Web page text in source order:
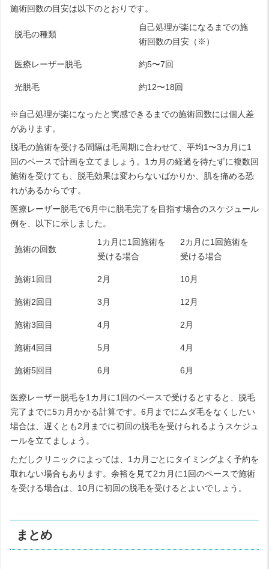
施術回数の目安は以下のとおりです。
脱毛の種類
自己処理が楽になるまでの施
術回数の目安（※）
医療レーザー脱毛 約5〜7回
光脱毛 約12〜18回
※自己処理が楽になったと実感できるまでの施術回数には個人差
があります。
脱毛の施術を受ける間隔は毛周期に合わせて、平均1〜3カ月に1
回のペースで計画を立てましょう。1カ月の経過を待たずに複数回
施術を受けても、脱毛効果は変わらないばかりか、肌を痛める恐
れがあるからです。
医療レーザー脱毛で6月中に脱毛完了を目指す場合のスケジュール
例を、以下に示しました。
施術の回数
1カ月に1回施術を
受ける場合
2カ月に1回施術を
受ける場合
施術1回目 2月 10月
施術2回目 3月 12月
施術3回目 4月 2月
施術4回目 5月 4月
施術5回目 6月 6月
医療レーザー脱毛を1カ月に1回のペースで受けるとすると、脱毛
完了までに5カ月かかる計算です。6月までにムダ毛をなくしたい
場合は、遅くとも2月までに初回の脱毛を受けられるようスケジュ
ールを立てましょう。
ただしクリニックによっては、1カ月ごとにタイミングよく予約を
取れない場合もあります。余裕を見て2カ月に1回のペースで施術
を受ける場合は、10月に初回の脱毛を受けるとよいでしょう。
まとめ